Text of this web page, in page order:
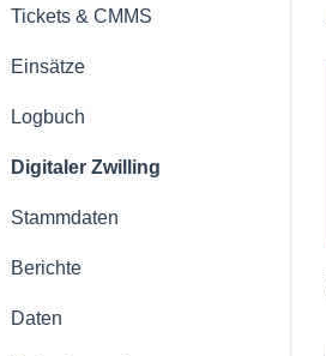
Tickets & CMMS
Einsätze
Logbuch
Digitaler Zwilling
Stammdaten
Berichte
Daten